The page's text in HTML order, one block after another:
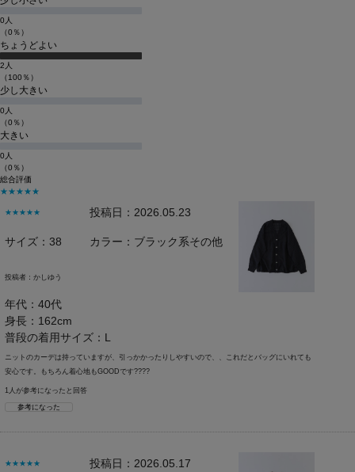
0人
（0％）
ちょうどよい
2人
（100％）
少し大きい
0人
（0％）
大きい
0人
（0％）
総合評価
★★★★★
★★★★★ 投稿日：2026.05.23
サイズ：38 カラー：ブラック系その他
投稿者：かしゆう
年代：40代
身長：162cm
普段の着用サイズ：L
ニットのカーデは持っていますが、引っかかったりしやすいので、、これだとバッグにいれても
安心です。もちろん着心地もGOODです????
1人が参考になったと回答
参考になった
★★★★★ 投稿日：2026.05.17